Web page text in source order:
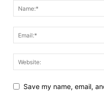
Save my name, email,